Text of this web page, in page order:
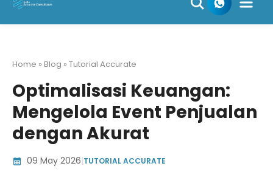
Skip
Home » Blog » Tutorial Accurate
Optimalisasi Keuangan:
Mengelola Event Penjualan
dengan Akurat
09 May 2026|TUTORIAL ACCURATE